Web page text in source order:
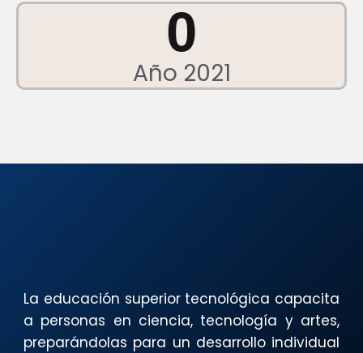
0
Año 2021
La educación superior tecnológica capacita
a personas en ciencia, tecnología y artes,
preparándolas para un desarrollo individual